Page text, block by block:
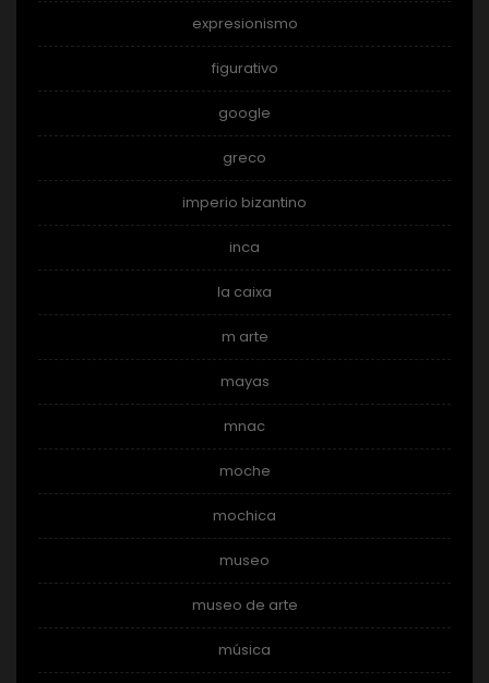
expresionismo
figurativo
google
greco
imperio bizantino
inca
la caixa
m arte
mayas
mnac
moche
mochica
museo
museo de arte
música